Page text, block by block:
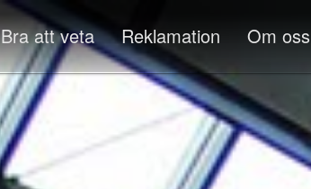
Bra att veta Reklamation Om oss